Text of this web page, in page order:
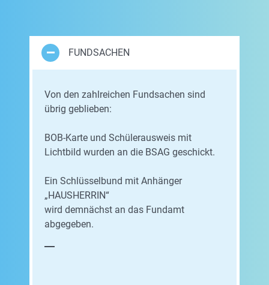
FUNDSACHEN
Von den zahlreichen Fundsachen sind
übrig geblieben:
BOB-Karte und Schülerausweis mit
Lichtbild wurden an die BSAG geschickt.
Ein Schlüsselbund mit Anhänger
„HAUSHERRIN“
wird demnächst an das Fundamt
abgegeben.